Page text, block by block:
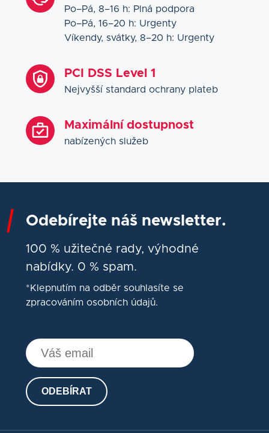
Po–Pá, 8–16 h: Plná podpora
Po–Pá, 16–20 h: Urgenty
Víkendy, svátky, 8–20 h: Urgenty
PCI DSS Level 1
Nejvyšší standard ochrany plateb
Maximální dostupnost
nabízených služeb
Odebírejte náš newsletter.
100 % užitečné rady, výhodné
nabídky. 0 % spam.
*Klepnutím na odběr souhlasíte se
zpracováním osobních údajů.
ODEBÍRAT